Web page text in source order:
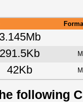
3.145Mb
291.5Kb
42Kb
following